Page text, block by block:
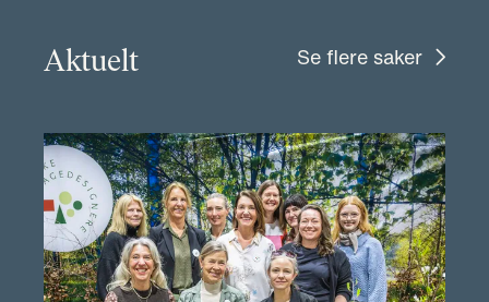
Aktuelt Se flere saker